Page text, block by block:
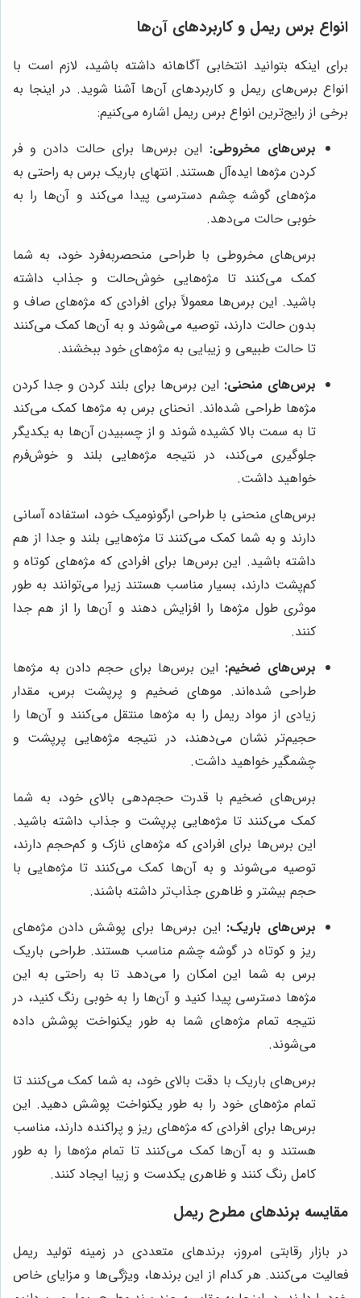
انواع برس ریمل و کاربردهای آن‌ها
برای اینکه بتوانید انتخابی آگاهانه داشته باشید، لازم است با
انواع برس‌های ریمل و کاربردهای آن‌ها آشنا شوید. در اینجا به
برخی از رایج‌ترین انواع برس ریمل اشاره می‌کنیم:
برس‌های مخروطی: این برس‌ها برای حالت دادن و فر
کردن مژه‌ها ایده‌آل هستند. انتهای باریک برس به راحتی به
مژه‌های گوشه چشم دسترسی پیدا می‌کند و آن‌ها را به
خوبی حالت می‌دهد.
برس‌های مخروطی با طراحی منحصربه‌فرد خود، به شما
کمک می‌کنند تا مژه‌هایی خوش‌حالت و جذاب داشته
باشید. این برس‌ها معمولاً برای افرادی که مژه‌های صاف و
بدون حالت دارند، توصیه می‌شوند و به آن‌ها کمک می‌کنند
تا حالت طبیعی و زیبایی به مژه‌های خود ببخشند.
برس‌های منحنی: این برس‌ها برای بلند کردن و جدا کردن
مژه‌ها طراحی شده‌اند. انحنای برس به مژه‌ها کمک می‌کند
تا به سمت بالا کشیده شوند و از چسبیدن آن‌ها به یکدیگر
جلوگیری می‌کند، در نتیجه مژه‌هایی بلند و خوش‌فرم
خواهید داشت.
برس‌های منحنی با طراحی ارگونومیک خود، استفاده آسانی
دارند و به شما کمک می‌کنند تا مژه‌هایی بلند و جدا از هم
داشته باشید. این برس‌ها برای افرادی که مژه‌های کوتاه و
کم‌پشت دارند، بسیار مناسب هستند زیرا می‌توانند به طور
موثری طول مژه‌ها را افزایش دهند و آن‌ها را از هم جدا
کنند.
برس‌های ضخیم: این برس‌ها برای حجم دادن به مژه‌ها
طراحی شده‌اند. موهای ضخیم و پرپشت برس، مقدار
زیادی از مواد ریمل را به مژه‌ها منتقل می‌کنند و آن‌ها را
حجیم‌تر نشان می‌دهند، در نتیجه مژه‌هایی پرپشت و
چشمگیر خواهید داشت.
برس‌های ضخیم با قدرت حجم‌دهی بالای خود، به شما
کمک می‌کنند تا مژه‌هایی پرپشت و جذاب داشته باشید.
این برس‌ها برای افرادی که مژه‌های نازک و کم‌حجم دارند،
توصیه می‌شوند و به آن‌ها کمک می‌کنند تا مژه‌هایی با
حجم بیشتر و ظاهری جذاب‌تر داشته باشند.
برس‌های باریک: این برس‌ها برای پوشش دادن مژه‌های
ریز و کوتاه در گوشه چشم مناسب هستند. طراحی باریک
برس به شما این امکان را می‌دهد تا به راحتی به این
مژه‌ها دسترسی پیدا کنید و آن‌ها را به خوبی رنگ کنید، در
نتیجه تمام مژه‌های شما به طور یکنواخت پوشش داده
می‌شوند.
برس‌های باریک با دقت بالای خود، به شما کمک می‌کنند تا
تمام مژه‌های خود را به طور یکنواخت پوشش دهید. این
برس‌ها برای افرادی که مژه‌های ریز و پراکنده دارند، مناسب
هستند و به آن‌ها کمک می‌کنند تا تمام مژه‌ها را به طور
کامل رنگ کنند و ظاهری یکدست و زیبا ایجاد کنند.
مقایسه برندهای مطرح ریمل
در بازار رقابتی امروز، برندهای متعددی در زمینه تولید ریمل
فعالیت می‌کنند. هر کدام از این برندها، ویژگی‌ها و مزایای خاص